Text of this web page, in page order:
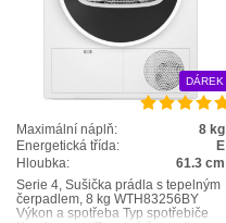
DÁREK
Maximální náplň:
8 kg
Energetická třída:
E
Hloubka:
61.3 cm
Serie 4, Sušička prádla s tepelným
čerpadlem, 8 kg WTH83256BY
Výkon a spotřeba Typ spotřebiče